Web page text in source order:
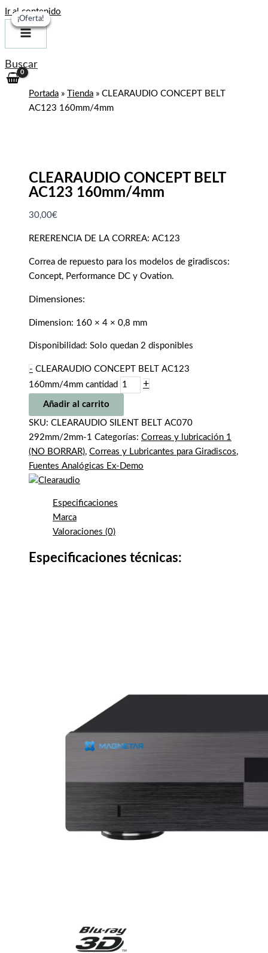
Ir al contenido
Buscar
Portada » Tienda » CLEARAUDIO CONCEPT BELT
AC123 160mm/4mm
CLEARAUDIO CONCEPT BELT
AC123 160mm/4mm
30,00€
RERERENCIA DE LA CORREA: AC123
Correa de repuesto para los modelos de giradiscos:
Concept, Performance DC y Ovation.
Dimensiones:
Dimension: 160 × 4 × 0,8 mm
Disponibilidad: Solo quedan 2 disponibles
- CLEARAUDIO CONCEPT BELT AC123
160mm/4mm cantidad
+
Añadir al carrito
SKU: CLEARAUDIO SILENT BELT AC070
292mm/2mm-1 Categorías: Correas y lubricación 1
(NO BORRAR), Correas y Lubricantes para Giradiscos,
Fuentes Analógicas Ex-Demo
Especificaciones
Marca
Valoraciones (0)
Especificaciones técnicas:
¡Oferta!
¡Oferta!
¡Oferta!
¡Oferta!